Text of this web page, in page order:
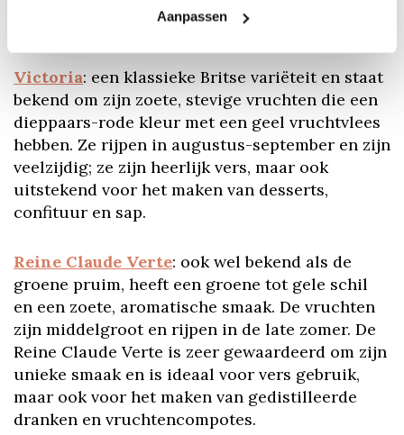
Aanpassen
Victoria: een klassieke Britse variëteit en staat
bekend om zijn zoete, stevige vruchten die een
dieppaars-rode kleur met een geel vruchtvlees
hebben. Ze rijpen in augustus-september en zijn
veelzijdig; ze zijn heerlijk vers, maar ook
uitstekend voor het maken van desserts,
confituur en sap.
Reine Claude Verte: ook wel bekend als de
groene pruim, heeft een groene tot gele schil
en een zoete, aromatische smaak. De vruchten
zijn middelgroot en rijpen in de late zomer. De
Reine Claude Verte is zeer gewaardeerd om zijn
unieke smaak en is ideaal voor vers gebruik,
maar ook voor het maken van gedistilleerde
dranken en vruchtencompotes.